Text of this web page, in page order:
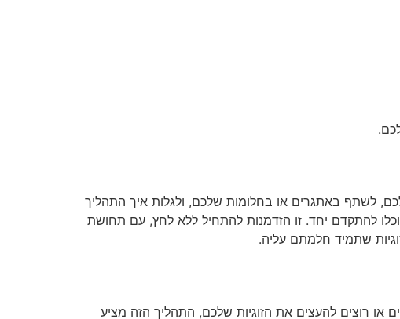
לשתף באתגרים או בחלומות שלכם, ולגלות איך התהליך
להתקדם יחד. זו הזדמנות להתחיל ללא לחץ, עם תחושת
שתמיד חלמתם עליה.
רוצים להעצים את הזוגיות שלכם, התהליך הזה מציע